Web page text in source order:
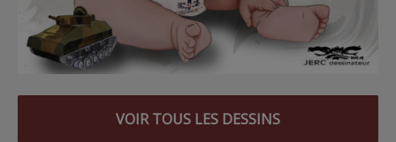
VOIR TOUS LES DESSINS